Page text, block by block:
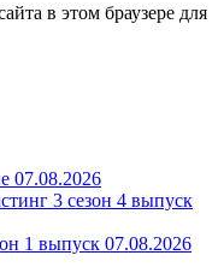
в этом браузере для
07.08.2026
3 сезон 4 выпуск
1 выпуск 07.08.2026